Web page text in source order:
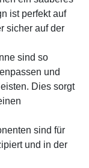
ist perfekt auf
sicher auf der
sind so
und
Dies sorgt
sind für
und in der